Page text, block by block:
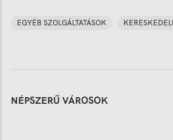
EGYÉB SZOLGÁLTATÁSOK
NÉPSZERŰ VÁROSOK